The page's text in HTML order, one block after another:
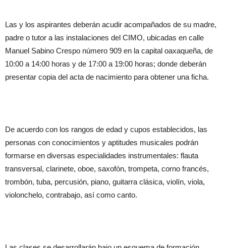
Las y los aspirantes deberán acudir acompañados de su madre,
padre o tutor a las instalaciones del CIMO, ubicadas en calle
Manuel Sabino Crespo número 909 en la capital oaxaqueña, de
10:00 a 14:00 horas y de 17:00 a 19:00 horas; donde deberán
presentar copia del acta de nacimiento para obtener una ficha.
De acuerdo con los rangos de edad y cupos establecidos, las
personas con conocimientos y aptitudes musicales podrán
formarse en diversas especialidades instrumentales: flauta
transversal, clarinete, oboe, saxofón, trompeta, corno francés,
trombón, tuba, percusión, piano, guitarra clásica, violín, viola,
violonchelo, contrabajo, así como canto.